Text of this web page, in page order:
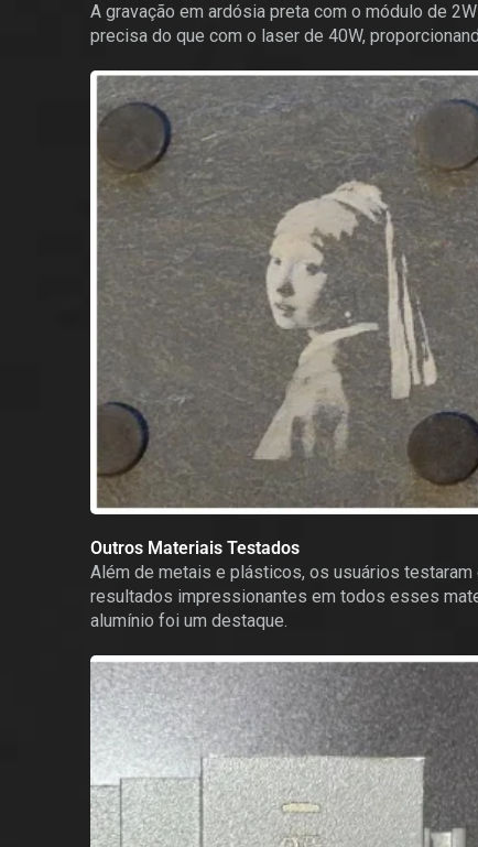
A gravação em ardósia preta com o módulo de
precisa do que com o laser de 40W,
Outros Materiais Testados
Além de metais e plásticos, os usuários testaram
resultados impressionantes em todos esses
alumínio foi um destaque.